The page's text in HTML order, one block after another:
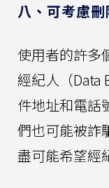
八、可考慮
使用者的許多
經紀人（Data
件地址和電話
們也可能被詐
盡可能希望經